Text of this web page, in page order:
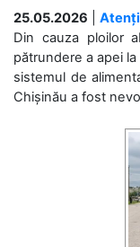
25.05.2026
Din cauza ploilor
pătrundere a apei
sistemul de
Chișinău a fost